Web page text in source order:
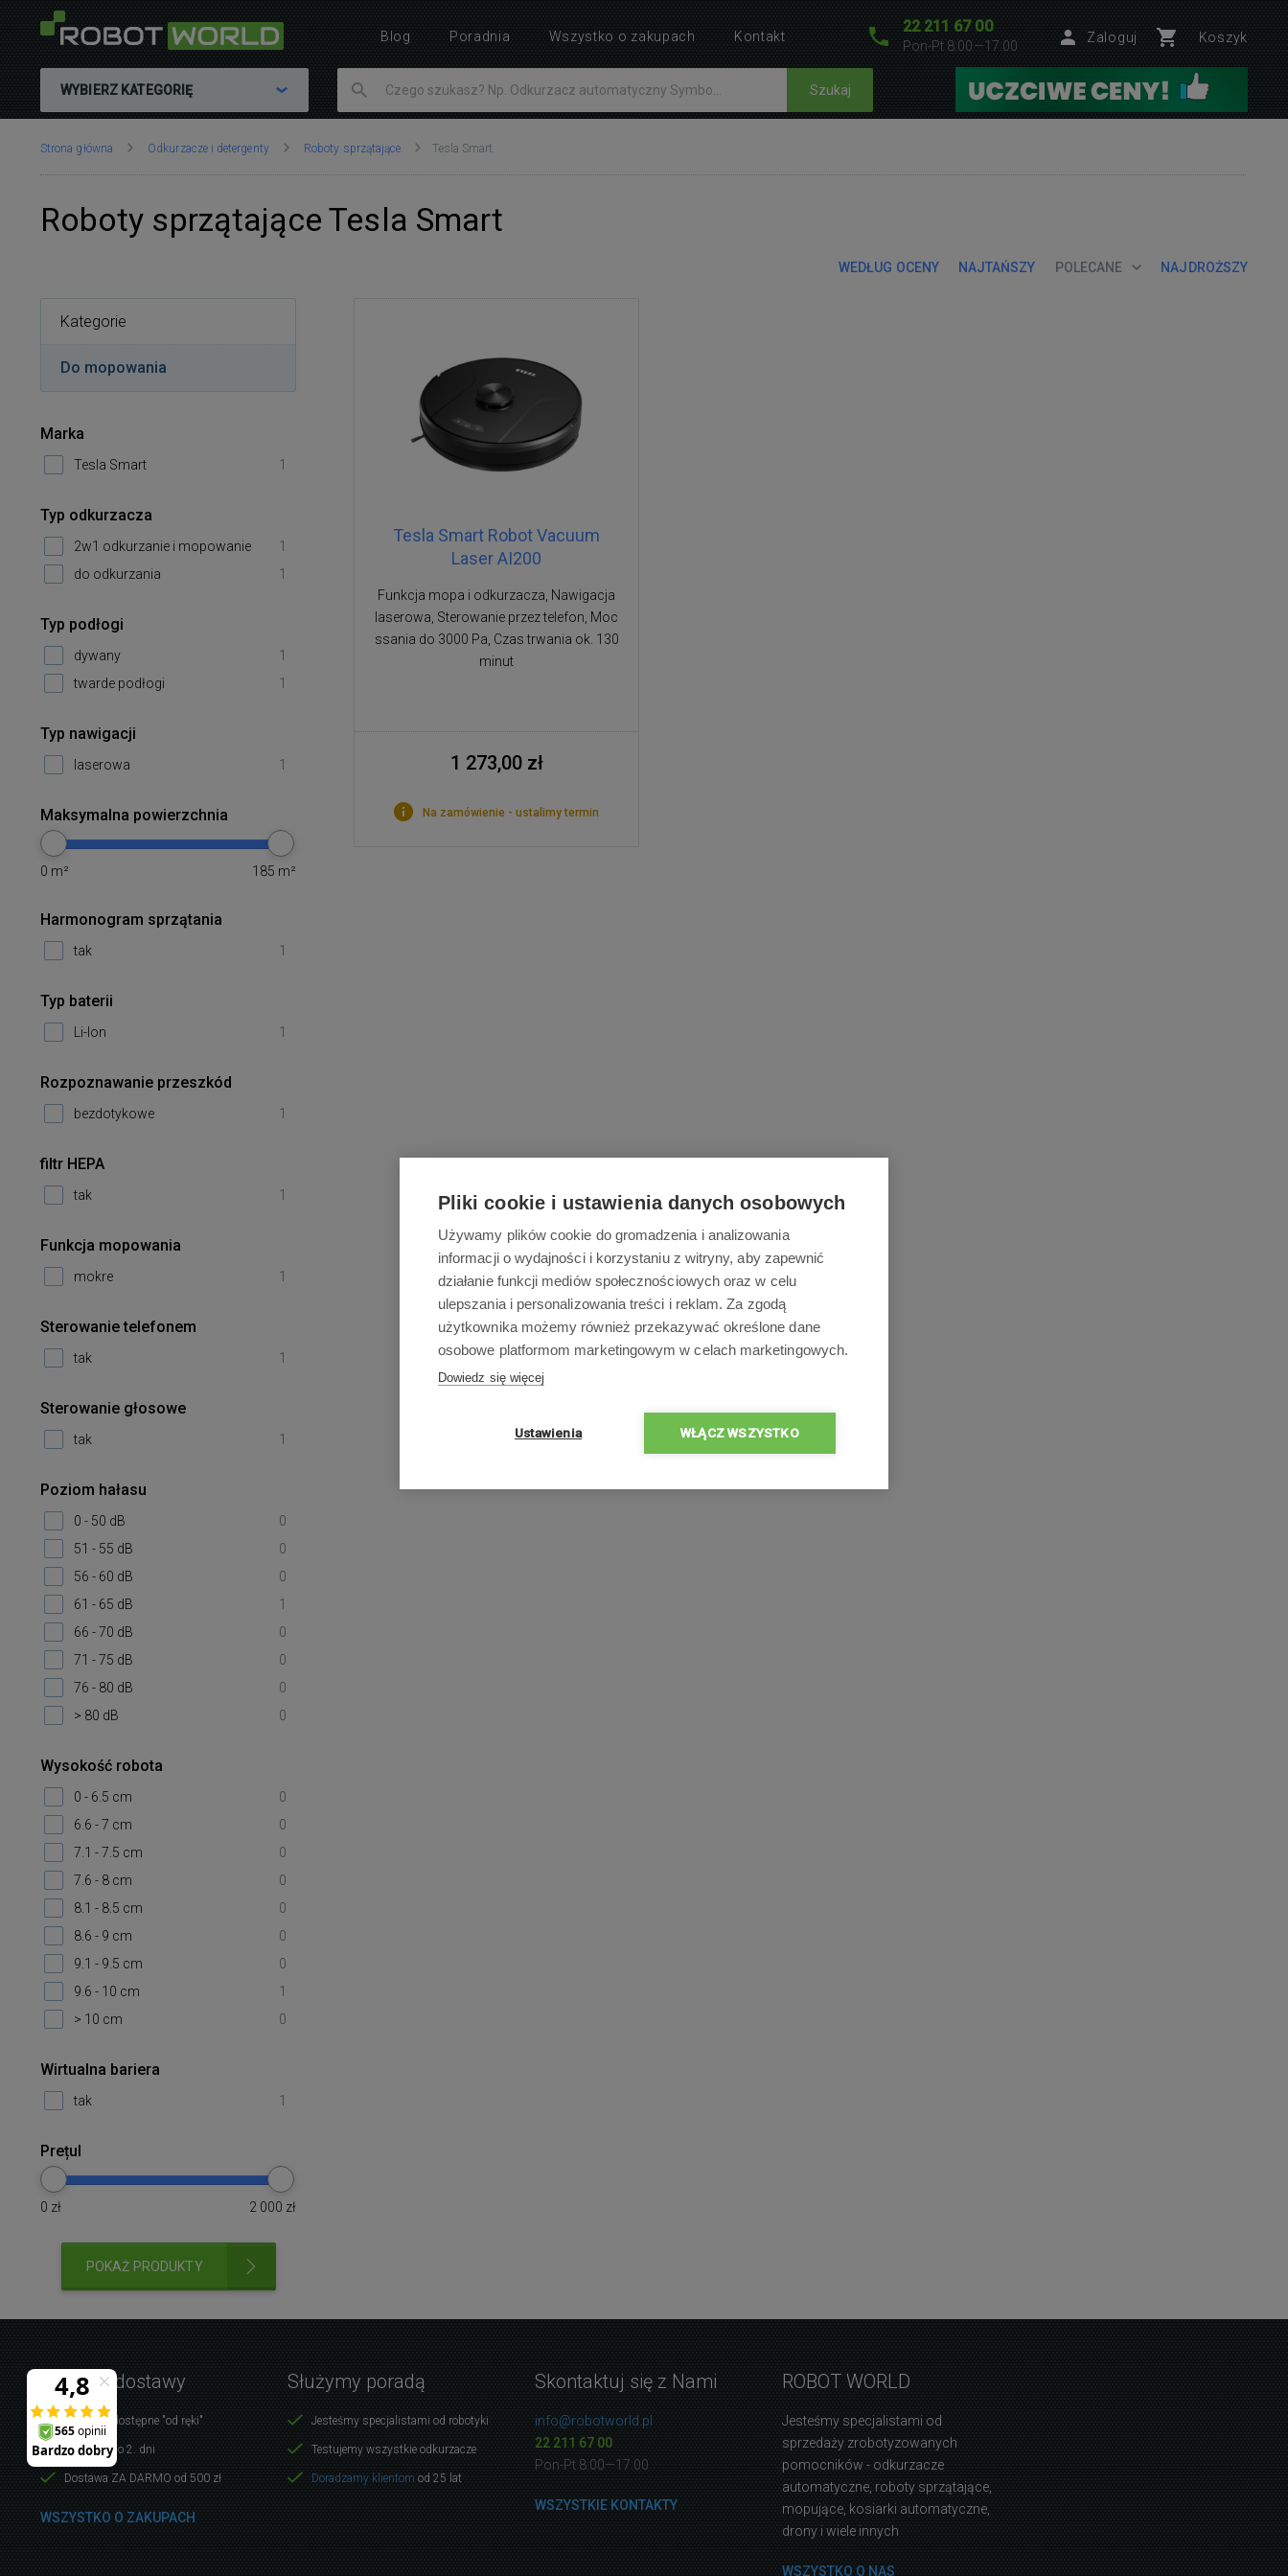
22 211 67 00
Pon-Pt 8:00—17:00
Zaloguj Koszyk
WYBIERZ KATEGORIĘ Szukaj
Znajdujesz
Strona główna Odkurzacze i detergenty Roboty sprzątające Tesla Smart
Roboty sprzątające Tesla Smart
WEDŁUG OCENY NAJTAŃSZY POLECANE NAJDROŻSZY
Tesla Smart Robot Vacuum
Laser AI200
Funkcja mopa i odkurzacza, Nawigacja
laserowa, Sterowanie przez telefon, Moc
ssania do 3000 Pa, Czas trwania ok. 130
minut
1 273,00 zł
Na zamówienie - ustalimy termin
Kategorie
Do mopowania
Marka
Tesla Smart 1
Typ odkurzacza
2w1 odkurzanie i mopowanie
1
do odkurzania
1
Typ podłogi
dywany
1
twarde podłogi
1
Typ nawigacji
laserowa 1
Maksymalna powierzchnia
0 m² 185 m²
Harmonogram sprzątania
tak 1
Typ baterii
Li-Ion 1
Rozpoznawanie przeszkód
bezdotykowe 1
filtr HEPA
tak 1
Funkcja mopowania
mokre 1
Sterowanie telefonem
tak 1
Sterowanie głosowe
tak 1
Poziom hałasu
0 - 50 dB
0
51 - 55 dB
0
56 - 60 dB
0
61 - 65 dB
1
66 - 70 dB
0
71 - 75 dB
0
76 - 80 dB
0
> 80 dB
0
Wysokość robota
0 - 6.5 cm
0
6.6 - 7 cm
0
7.1 - 7.5 cm
0
7.6 - 8 cm
0
8.1 - 8.5 cm
0
8.6 - 9 cm
0
9.1 - 9.5 cm
0
9.6 - 10 cm
1
> 10 cm
0
Wirtualna bariera
tak 1
Prețul
0 zł 2 000 zł
POKAŻ PRODUKTY
Blog Poradnia Wszystko o zakupach Kontakt
Warunki dostawy
Produkty dostępne "od ręki"
Dostawa do 2. dni
Dostawa ZA DARMO od 500 zł
WSZYSTKO O ZAKUPACH
Służymy poradą
Jesteśmy specjalistami od robotyki
Testujemy wszystkie odkurzacze
Doradzamy klientom od 25 lat
Skontaktuj się z Nami
info@robotworld.pl
22 211 67 00
Pon-Pt 8:00—17:00
WSZYSTKIE KONTAKTY
ROBOT WORLD
Jesteśmy specjalistami od
sprzedaży zrobotyzowanych
pomocników - odkurzacze
automatyczne, roboty sprzątające,
mopujące, kosiarki automatyczne,
drony i wiele innych
WSZYSTKO O NAS
Pliki cookie i ustawienia danych osobowych
Używamy plików cookie do gromadzenia i analizowania
informacji o wydajności i korzystaniu z witryny, aby zapewnić
działanie funkcji mediów społecznościowych oraz w celu
ulepszania i personalizowania treści i reklam. Za zgodą
użytkownika możemy również przekazywać określone dane
osobowe platformom marketingowym w celach marketingowych.
Dowiedz się więcej
Ustawienia WŁĄCZ WSZYSTKO